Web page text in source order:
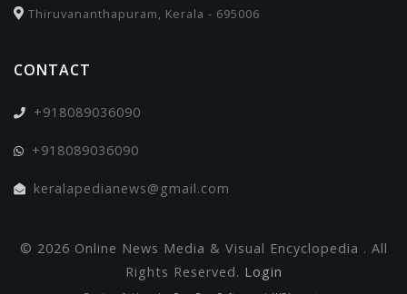
Thiruvananthapuram, Kerala - 695006
CONTACT
+918089036090
+918089036090
keralapedianews@gmail.com
© 2026 Online News Media & Visual Encyclopedia . All
Rights Reserved. Login